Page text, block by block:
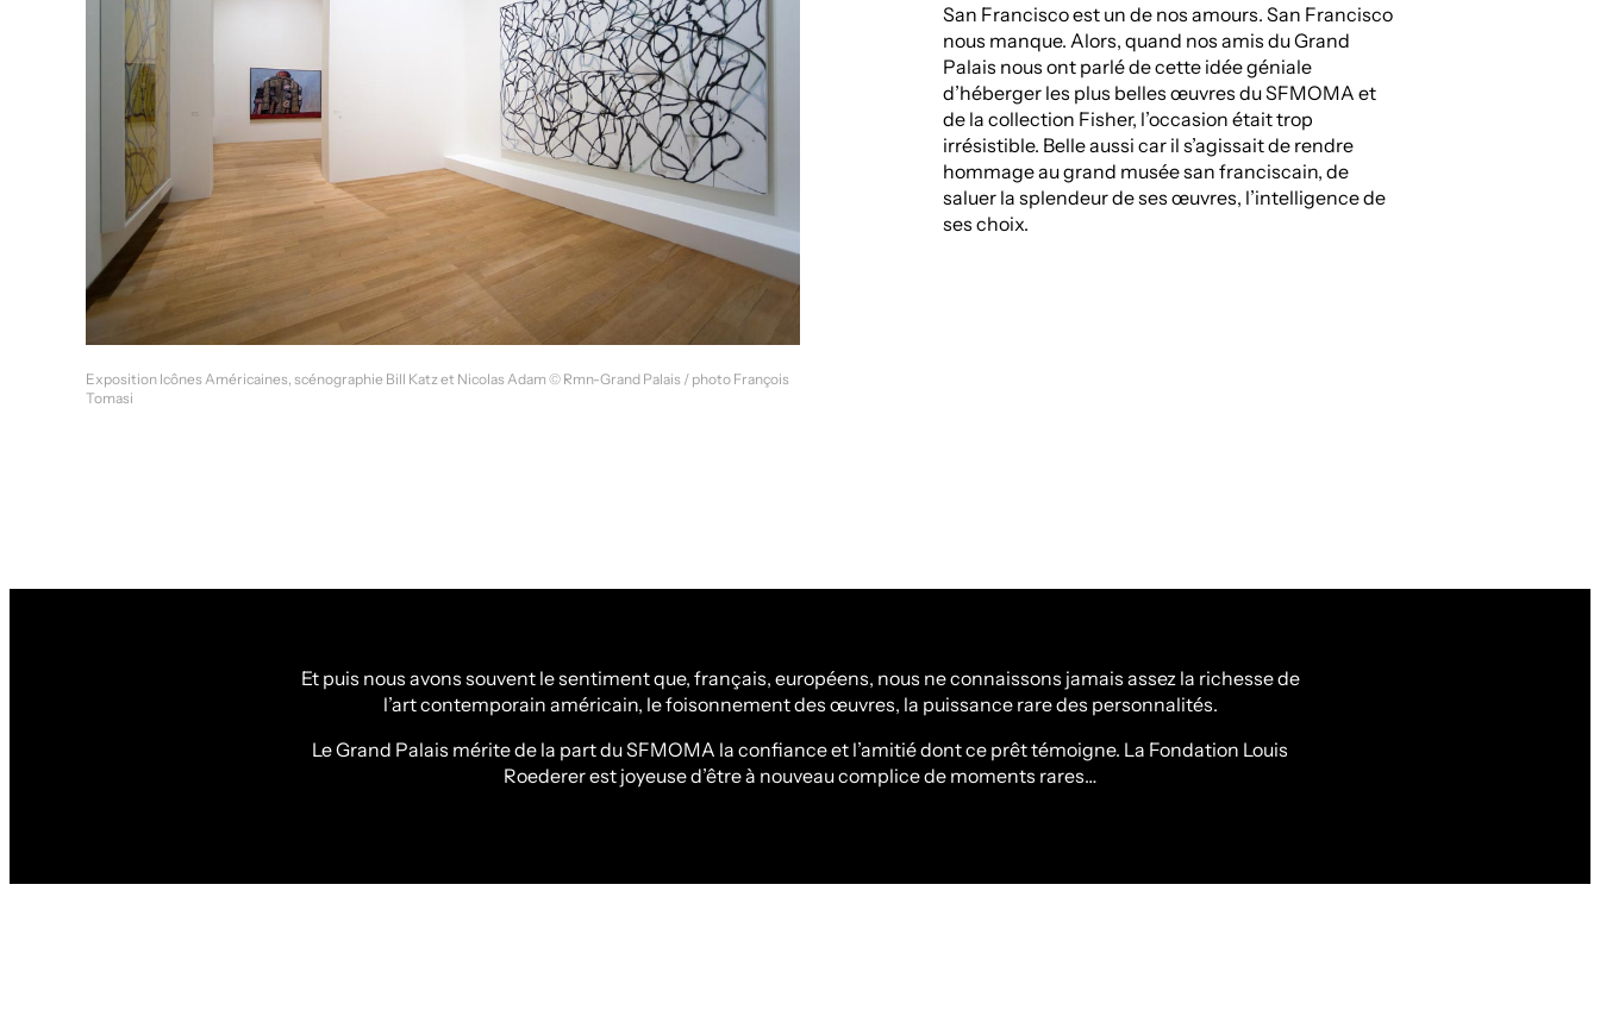
Exposition Icônes Américaines, scénographie Bill Katz et Nicolas Adam © Rmn-Grand Palais / photo François
Tomasi
San Francisco est un de nos amours. San Francisco
nous manque. Alors, quand nos amis du Grand
Palais nous ont parlé de cette idée géniale
d’héberger les plus belles œuvres du SFMOMA et
de la collection Fisher, l’occasion était trop
irrésistible. Belle aussi car il s’agissait de rendre
hommage au grand musée san franciscain, de
saluer la splendeur de ses œuvres, l’intelligence de
ses choix.
Et puis nous avons souvent le sentiment que, français, européens, nous ne connaissons jamais assez la richesse de
l’art contemporain américain, le foisonnement des œuvres, la puissance rare des personnalités.
Le Grand Palais mérite de la part du SFMOMA la confiance et l’amitié dont ce prêt témoigne. La Fondation Louis
Roederer est joyeuse d’être à nouveau complice de moments rares…